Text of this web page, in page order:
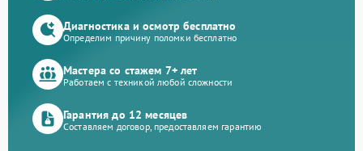
Диагностика и осмотр бесплатно
Определим причину поломки бесплатно
Мастера со стажем 7+ лет
Работаем с техникой любой сложности
Гарантия до 12 месяцев
Составляем договор, предоставляем гарантию